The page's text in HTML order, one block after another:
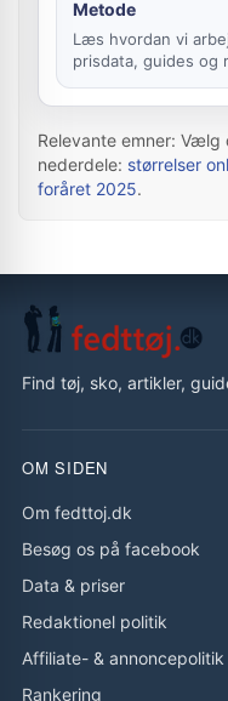
Metode
Læs hvordan vi
prisdata, guides og
Relevante emner:
nederdele: størrelser
foråret 2025.
Find tøj, sko, artikler,
OM SIDEN
Om fedttoj.dk
Besøg os på facebook
Data & priser
Redaktionel politik
Affiliate- & annoncepolitik
Rankering